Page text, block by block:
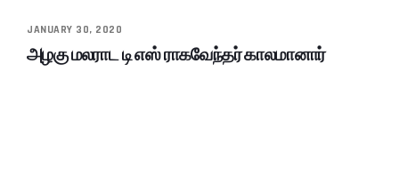
JANUARY 30, 2020
அழகு மலராட டி எஸ் ராகவேந்தர் காலமானார்